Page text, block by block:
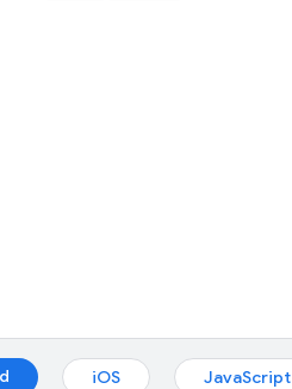
iOS JavaScript